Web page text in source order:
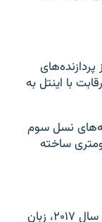
با اینتل به
نسل سوم
ساخته
امیر خوراکیان، معاون محتوای مرکز ملی فضای مجازی ایران، به ایسنا گفته است: «در سال ۲۰۱۷، زبان